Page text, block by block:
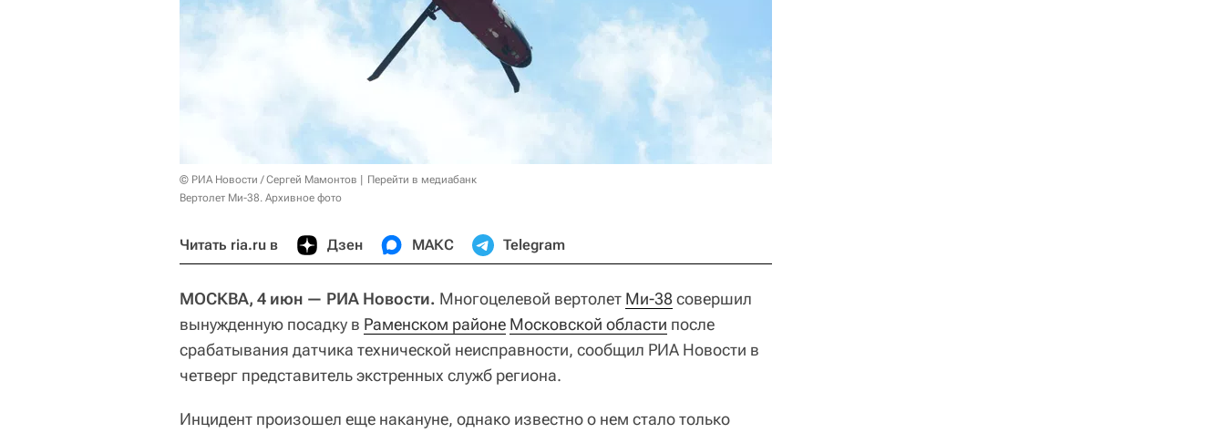
© РИА Новости / Сергей Мамонтов
Перейти в медиабанк
Вертолет Ми-38. Архивное фото
Читать ria.ru в Дзен МАКС Telegram
МОСКВА, 4 июн — РИА Новости. Многоцелевой вертолет Ми-38совершил
вынужденную посадку в Раменском районе Московской области после
срабатывания датчика технической неисправности, сообщил РИА Новости в
четверг представитель экстренных служб региона.
Инцидент произошел еще накануне, однако известно о нем стало только